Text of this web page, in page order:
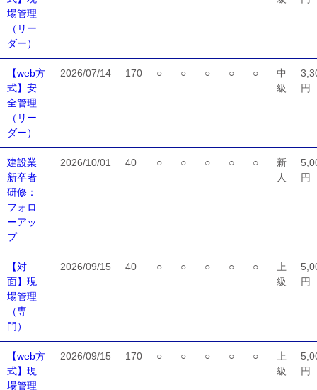
場管理
（リー
ダー）
【web方
式】安
全管理
（リー
ダー）
2026/07/14 170 ○ ○ ○ ○ ○
中
級
円
建設業
新卒者
研修：
フォロ
ーアッ
プ
2026/10/01 40 ○ ○ ○ ○ ○
新
人
円
【対
面】現
場管理
（専
門）
2026/09/15 40 ○ ○ ○ ○ ○
上
級
円
【web方
式】現
場管理
2026/09/15 170 ○ ○ ○ ○ ○
上
級
円